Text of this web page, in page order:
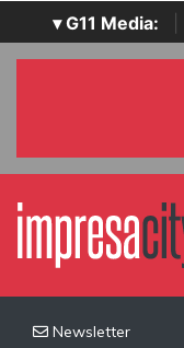
▾ G11 Media:
SecurityOpenLab
Newsletter